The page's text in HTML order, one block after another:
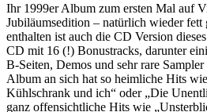
Ihr 1999er Album zum ersten Mal auf
Jubiläumsedition – natürlich wieder
enthalten ist auch die CD Version
CD mit 16 (!) Bonustracks, darunter
B-Seiten, Demos und sehr rare
Album an sich hat so heimliche Hits
Kühlschrank und ich“ oder „Die
ganz offensichtliche Hits wie